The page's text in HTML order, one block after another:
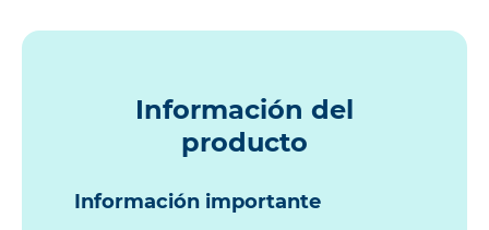
Información del
producto
Información importante